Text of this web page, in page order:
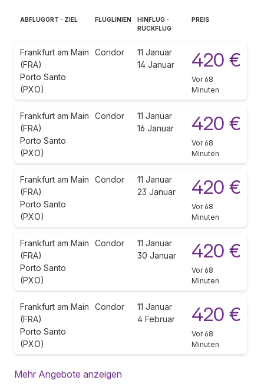
ABFLUGORT - ZIEL FLUGLINIEN
HINFLUG -
RÜCKFLUG
PREIS
Frankfurt am Main
(FRA)
Porto Santo
(PXO)
Condor
11 Januar
14 Januar
420 €
Vor 68
Minuten
Frankfurt am Main
(FRA)
Porto Santo
(PXO)
Condor
11 Januar
16 Januar
420 €
Vor 68
Minuten
Frankfurt am Main
(FRA)
Porto Santo
(PXO)
Condor
11 Januar
23 Januar
420 €
Vor 68
Minuten
Frankfurt am Main
(FRA)
Porto Santo
(PXO)
Condor
11 Januar
30 Januar
420 €
Vor 68
Minuten
Frankfurt am Main
(FRA)
Porto Santo
(PXO)
Condor
11 Januar
4 Februar
420 €
Vor 68
Minuten
Mehr Angebote anzeigen